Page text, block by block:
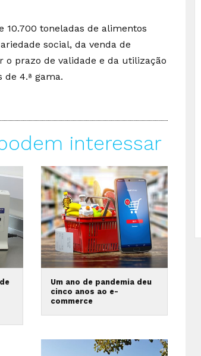
10.700 toneladas de alimentos
social, da venda de
o prazo de validade e da utilização
de 4.ª gama.
interessar
Um ano de pandemia deu
cinco anos ao e-
commerce